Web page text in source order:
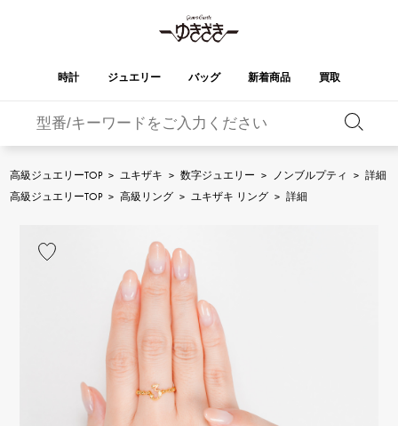
時計 ジュエリー バッグ 新着商品 買取
OMEGA BREITLING
A.LANGE & SOHNE
ランゲ＆ゾーネ
PATEK PHILIPPE
パテック・フィリップ
FRANCK MULLER
フランク・ミュラー
VACHERON
CONSTANTIN
ヴァシュロン・コンスタ
ンタン
YUKIZAKI
ジュエリー
ジュエリー
NOMBRE putite
ノンブルプティ
ALPHA putite
アルファプティ
RICH CROSS
リッチクロス ツインピンキー
バーキン オータクロア
ケリー ピコタンロック
エルメスバッグ
高級ジュエリーTOP > ユキザキ > 数字ジュエリー > ノンブルプティ > 詳細
高級ジュエリーTOP > 高級リング > ユキザキ リング > 詳細